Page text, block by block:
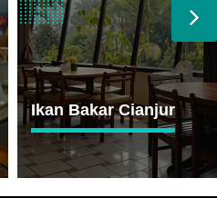
Ikan Bakar Cianjur